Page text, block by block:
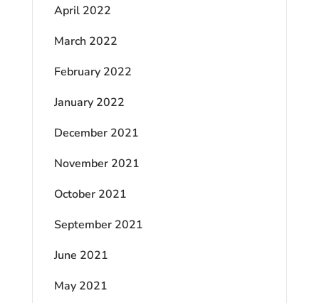
April 2022
March 2022
February 2022
January 2022
December 2021
November 2021
October 2021
September 2021
June 2021
May 2021